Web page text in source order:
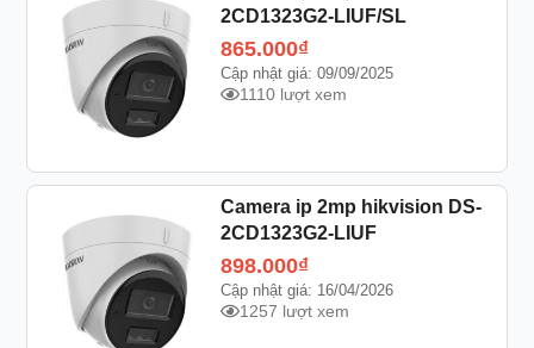
2CD1323G2-LIUF/SL
865.000₫
Cập nhật giá: 09/09/2025
1110 lượt xem
Camera ip 2mp hikvision DS-
2CD1323G2-LIUF
898.000₫
Cập nhật giá: 16/04/2026
1257 lượt xem